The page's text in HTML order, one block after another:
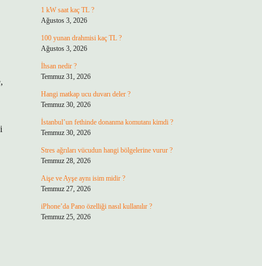
1 kW saat kaç TL ?
Ağustos 3, 2026
100 yunan drahmisi kaç TL ?
Ağustos 3, 2026
İhsan nedir ?
Temmuz 31, 2026
Hangi matkap ucu duvarı deler ?
Temmuz 30, 2026
İstanbul’un fethinde donanma komutanı kimdi ?
Temmuz 30, 2026
Stres ağrıları vücudun hangi bölgelerine vurur ?
Temmuz 28, 2026
Aişe ve Ayşe aynı isim midir ?
Temmuz 27, 2026
iPhone’da Pano özelliği nasıl kullanılır ?
Temmuz 25, 2026